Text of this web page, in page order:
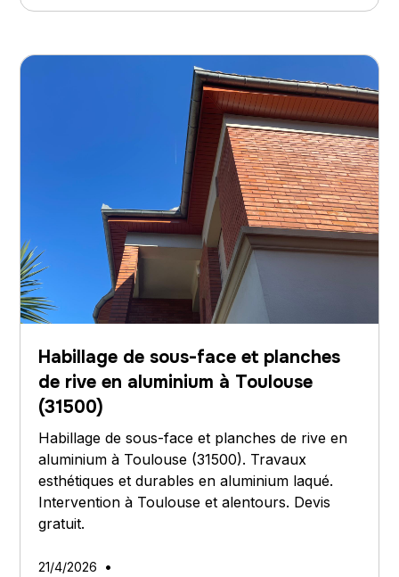
Habillage de sous-face et planches
de rive en aluminium à Toulouse
(31500)
Habillage de sous-face et planches de rive en
aluminium à Toulouse (31500). Travaux
esthétiques et durables en aluminium laqué.
Intervention à Toulouse et alentours. Devis
gratuit.
21/4/2026 •